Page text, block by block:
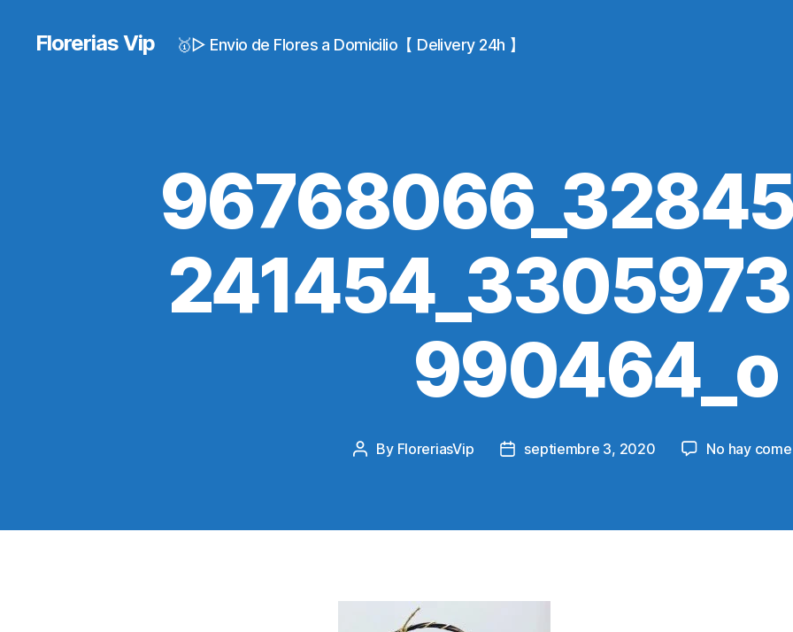
Florerias Vip 🥇▷ Envio de Flores a Domicilio【 Delivery 24h 】
990464_o
Post
By FloreriasVip
Postseptiembre 3, 2020 No hay